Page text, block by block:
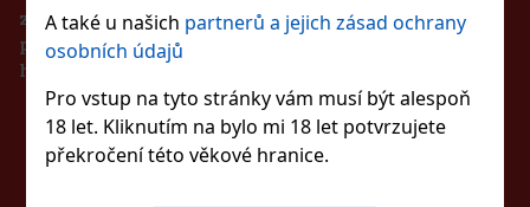
A také u našich partnerů a jejich zásad ochrany
osobních údajů
Pro vstup na tyto stránky vám musí být alespoň
18 let. Kliknutím na bylo mi 18 let potvrzujete
překročení této věkové hranice.
Do košíku
dražé dóza 64 g
žvýkačky bez cukru s osvěžující
přinášejí dlouhotrvající ovocnou chuť a
zaevidovat přijatou tržbu u správce daně online v
případě technického výpadku pak nejpozději do 48
hodin.
ZŮSTAŇTE S NÁMI